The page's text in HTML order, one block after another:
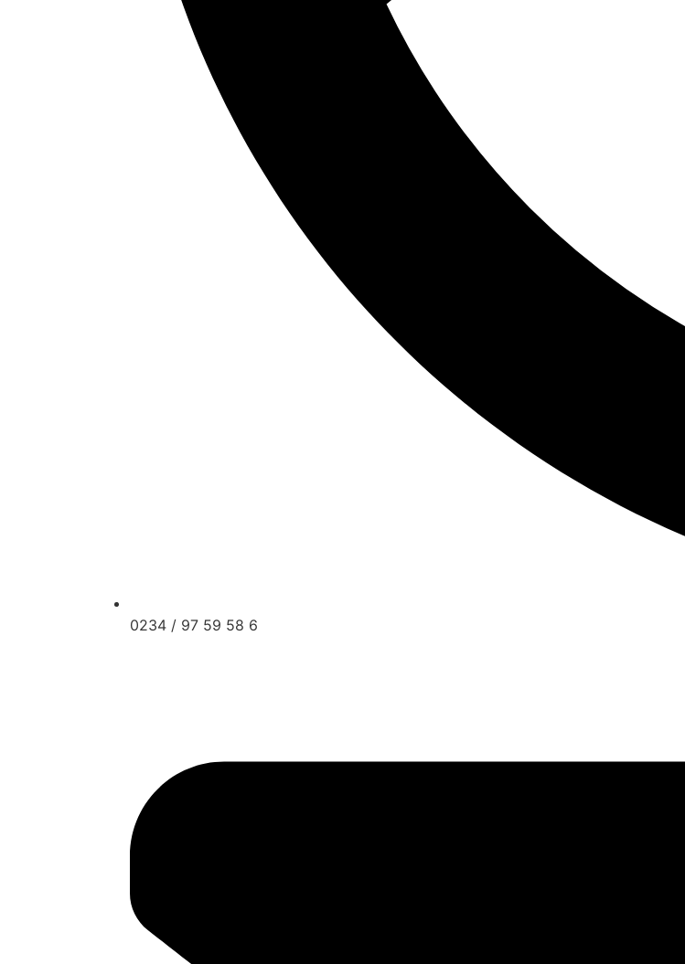
0234 / 97 59 58 6